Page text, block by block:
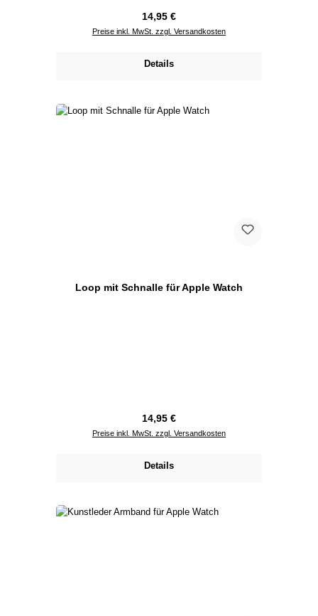
Regulärer Preis:
14,95 €
Preise inkl. MwSt. zzgl. Versandkosten
Details
Loop mit Schnalle für Apple Watch
Regulärer Preis:
14,95 €
Preise inkl. MwSt. zzgl. Versandkosten
Details